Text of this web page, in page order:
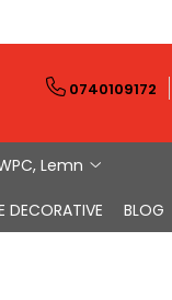
0740109172
Lemn
DECORATIVE BLOG